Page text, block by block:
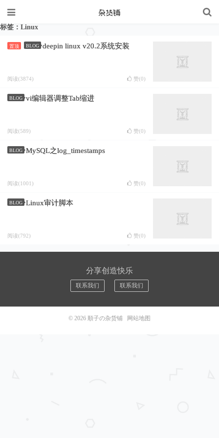
标签：Linux
BLOG deepin linux v20.2系统安装
置顶
阅读(3874) 赞(0)
BLOG vi编辑器调整Tab缩进
阅读(589) 赞(0)
BLOG MySQL之log_timestamps
阅读(1001) 赞(0)
BLOG Linux审计脚本
阅读(792) 赞(0)
分享创造快乐
联系我们 联系我们
© 2026 順子の杂货铺 网站地图